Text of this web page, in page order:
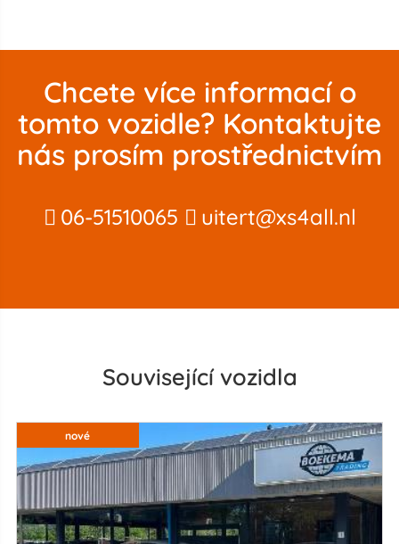
Chcete více informací o
tomto vozidle? Kontaktujte
nás prosím prostřednictvím
06-51510065 uitert@xs4all.nl
Související vozidla
nové